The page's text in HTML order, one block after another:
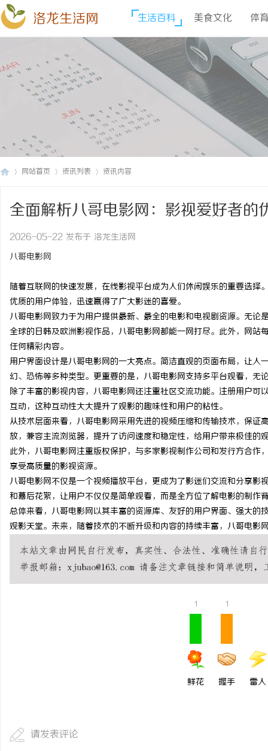
洛龙生活网 生活百科 美食文化 体
网站首页 资讯列表 资讯内容
全面解析八哥电影网：影视爱好者的
2026-05-22 发布于 洛龙生活网
八哥电影网
随着互联网的快速发展，在线影视平台成为人们休闲娱乐的重要选
优质的用户体验，迅速赢得了广大影迷的喜爱。
八哥电影网致力于为用户提供最新、最全的电影和电视剧资源。无
全球的日韩及欧洲影视作品，八哥电影网都能一网打尽。此外，网
任何精彩内容。
用户界面设计是八哥电影网的一大亮点。简洁直观的页面布局，让
幻、恐怖等多种类型。更重要的是，八哥电影网支持多平台观看，无
除了丰富的影视内容，八哥电影网还注重社区交流功能。注册用户
互动，这种互动性大大提升了观影的趣味性和用户的粘性。
从技术层面来看，八哥电影网采用先进的视频压缩和传输技术，保
放，兼容主流浏览器，提升了访问速度和稳定性，给用户带来极佳的
此外，八哥电影网注重版权保护，与多家影视制作公司和发行方合
享受高质量的影视资源。
八哥电影网不仅是一个视频播放平台，更成为了影迷们交流和分享
和幕后花絮，让用户不仅仅是简单观看，而是全方位了解电影的制作
总体来看，八哥电影网以其丰富的资源库、友好的用户界面、强大
观影天堂。未来，随着技术的不断升级和内容的持续丰富，八哥电影
1
鲜花
1
握手 雷人
请发表评论
揭秘！专业充电桩项目
哪些行业秘诀？